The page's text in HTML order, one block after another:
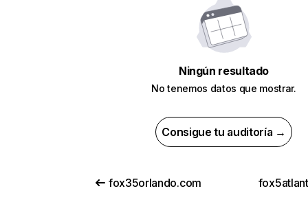
Ningún resultado
No tenemos datos que mostrar.
Consigue tu auditoría →
fox35orlando.com